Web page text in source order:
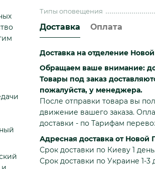
Типы оповещения
Доставка Оплата
Доставка на отделение
Обращаем ваше внимание:
Товары под заказ
пожалуйста, у менеджера.
После отправки товара вы
движение вашего заказа.
доставки - по Тарифам
Адресная доставка от Новой
Срок доставки по Киеву 1
Срок доставки по Украине 1-3